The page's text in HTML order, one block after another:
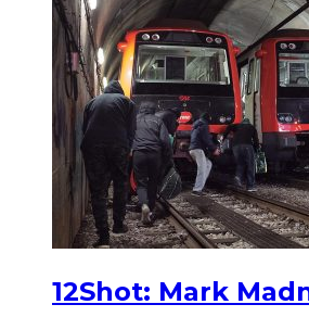
12Shot: Mark